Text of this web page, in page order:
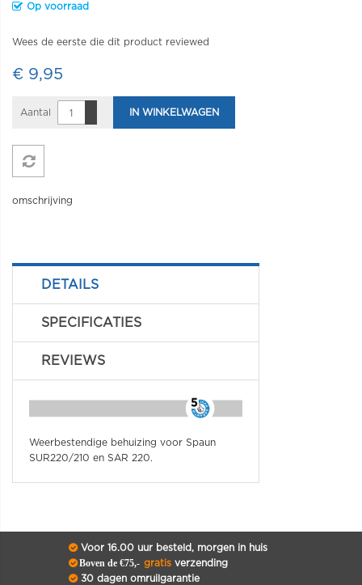
Op voorraad
Wees de eerste die dit product reviewed
€ 9,95
Aantal IN WINKELWAGEN
omschrijving
DETAILS
SPECIFICATIES
REVIEWS
Weerbestendige behuizing voor Spaun
SUR220/210 en SAR 220.
Voor 16.00 uur besteld, morgen in huis
Boven de €75,- gratisverzending
30 dagen omruilgarantie